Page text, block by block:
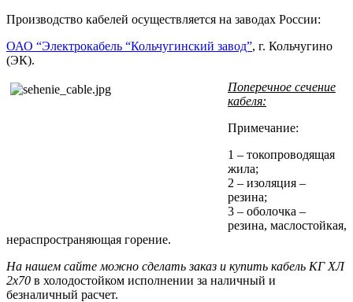
Производство кабелей осуществляется на заводах России:
ОАО “Электрокабель “Кольчугинский завод”, г. Кольчугино
(ЭК).
Поперечное сечение
кабеля:
Примечание:
1 – токопроводящая
жила;
2 – изоляция –
резина;
3 – оболочка –
резина, маслостойкая,
нераспространяющая горение.
На нашем сайте можно сделать заказ и купить кабель КГ ХЛ
2х70 в холодостойком исполнении за наличный и
безналичный расчет.